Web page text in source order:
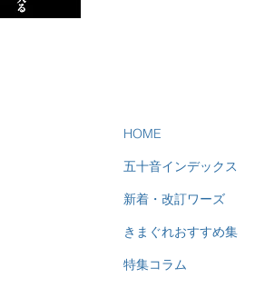
HOME
五十音インデックス
新着・改訂ワーズ
きまぐれおすすめ集
特集コラム